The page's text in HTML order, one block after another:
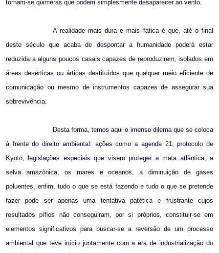
tornam-se quimeras que podem simplesmente desaparecer ao vento.
A realidade mais dura e mais fática é que, até o final
deste século que acaba de despontar a humanidade poderá estar
reduzida a alguns poucos casais capazes de reproduzirem, isolados em
áreas desérticas ou árticas destituídos que qualquer meio eficiente de
comunicação ou mesmo de instrumentos capazes de assegurar sua
sobrevivência.
Desta forma, temos aqui o imenso dilema que se coloca
à frente do direito ambiental: ações como a agenda 21, protocolo de
Kyoto, legislações especiais que visem proteger a mata atlântica, a
selva amazônica, os mares e oceanos, a diminuição de gases
poluentes, enfim, tudo o que se está fazendo e tudo o que se pretende
fazer pode ser apenas uma tentativa patética e frustrante cujos
resultados pífios não conseguiram, por si próprios, constituir-se em
elementos significativos para buscar-se a reversão de um processo
ambiental que teve início juntamente com a era de industrialização do